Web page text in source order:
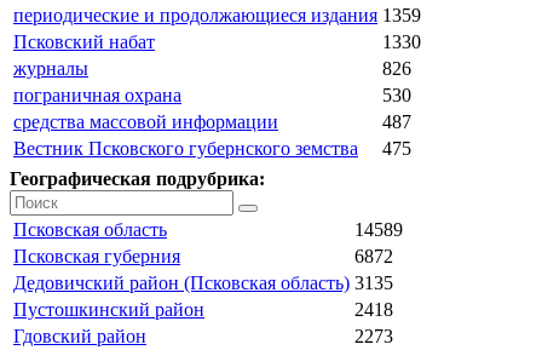
периодические и продолжающиеся издания 1359
Псковский набат
1330
журналы
826
пограничная охрана
530
средства массовой информации
487
Вестник Псковского губернского земства
475
Географическая подрубрика:
Псковская область
14589
Псковская губерния
6872
Дедовичский район (Псковская область) 3135
Пустошкинский район
2418
Гдовский район
2273